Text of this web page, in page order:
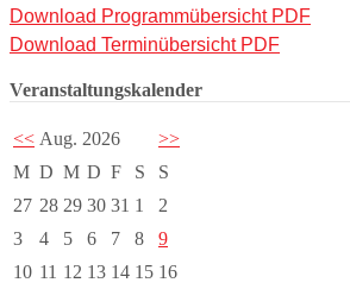
Download Programmübersicht PDF
Download Terminübersicht PDF
Veranstaltungskalender
<< Aug. 2026
>>
M D M D F S
S
27 28 29 30 31 1
2
3
4 5 6 7 8
9
10 11 12 13 14 15 16